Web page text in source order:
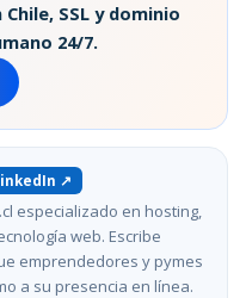
SSL y dominio
24/7.
↗
especializado en hosting,
web. Escribe
emprendedores y pymes
a su presencia en línea.